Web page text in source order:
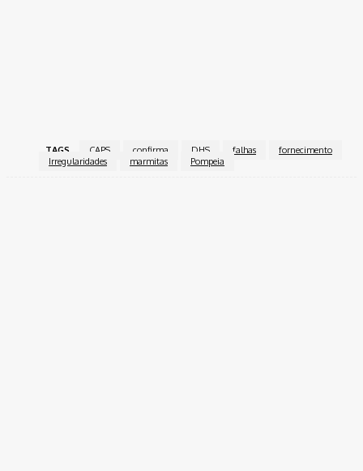
TAGS CAPS confirma DHS falhas
fornecimento
Irregularidades
marmitas Pompeia